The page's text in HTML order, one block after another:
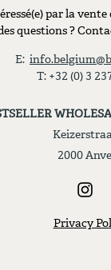
par la
questions ?
E:
T: +32 (0) 3
2000
Privacy